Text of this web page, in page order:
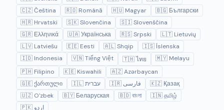
🇨🇿 Čeština
🇷🇴 Română 🇭🇺 Magyar
🇧🇬 Български
🇭🇷 Hrvatski
🇸🇰 Slovenčina
🇸🇮 Slovenščina
🇬🇷 Ελληνικά
🇺🇦 Українська 🇷🇸 Srpski
🇱🇹 Lietuvių
🇱🇻 Latviešu
🇪🇪 Eesti 🇦🇱 Shqip
🇮🇸 Íslenska
🇮🇩 Indonesia
🇻🇳 Tiếng Việt 🇹🇭 ไทย
🇲🇾 Melayu
🇵🇭 Filipino
🇰🇪 Kiswahili
🇦🇿 Azərbaycan
🇬🇪 ქართული
🇮🇱 עברית 🇮🇷 فارسی
🇰🇿 Қазақ
🇺🇿 O'zbek
🇧🇾 Беларуская 🇧🇩 বাংলা
🇮🇳 தமிழ்
🇵🇰 اردو